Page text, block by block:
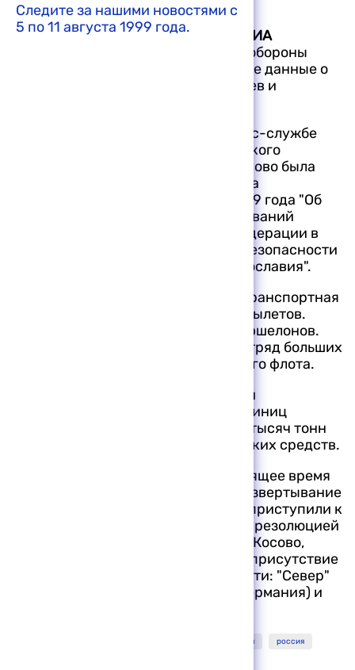
МОСКВА, 10 августа, 1999. /Корр. РИА
Сегодня Министерство обороны
России обнародовало официальные данные о
перевозке российских миротворцев и
Как сообщили РИА Новости в пресс-службе
министерства, перевозка российского
воинского контингента (РВК) в Косово была
осуществлена во исполнение указа
президента России от 25 июля 1999 года "Об
использовании воинских формирований
Вооруженных Сил Российской Федерации в
международном присутствии по безопасности
в Косово, Союзная Республика Югославия".
По данным Минобороны, военно-транспортная
авиация совершила 40 самолето-вылетов.
Отправлено 17 железнодорожных эшелонов.
Морскую перевозку осуществил отряд больших
десантных кораблей Черноморского флота.
Всего перевезено более 3,5 тысячи
военнослужащих, около тысячи единиц
военной техники и более четырех тысяч тонн
различных материально-технических средств.
По данным пресс-службы, в настоящее время
подразделения РВК завершают развертывание
в районах ответственности и уже приступили к
выполнению задач, определенных резолюцией
1244 Совета Безопасности ООН по Косово,
обеспечивая российское военное присутствие
в четырех секторах ответственности: "Север"
(Франция), "Восток" (США), "Юг" (Германия) и
югославия россия
Следите за нашими новостями с
5 по 11 августа 1999 года.